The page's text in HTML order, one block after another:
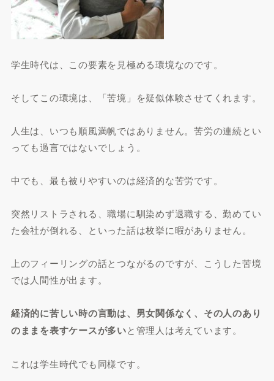
学生時代は、この要素を見極める環境なのです。
そしてこの環境は、「苦境」を疑似体験させてくれます。
人生は、いつも順風満帆ではありません。苦労の連続とい
っても過言ではないでしょう。
中でも、最も被りやすいのは経済的な苦労です。
突然リストラされる、職場に馴染めず退職する、勤めてい
た会社が倒れる、といった話は枚挙に暇がありません。
上のフィーリングの話とつながるのですが、こうした苦境
では人間性が出ます。
経済的に苦しい時の言動は、男女関係なく、その人のあり
のままを表すケースが多いと管理人は考えています。
これは学生時代でも同様です。